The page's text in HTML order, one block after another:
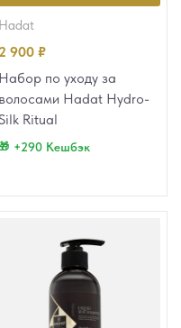
hadat
2 900 ₽
Набор по уходу за
волосами Hadat Hydro-
Ritual
+290 Кешбэк